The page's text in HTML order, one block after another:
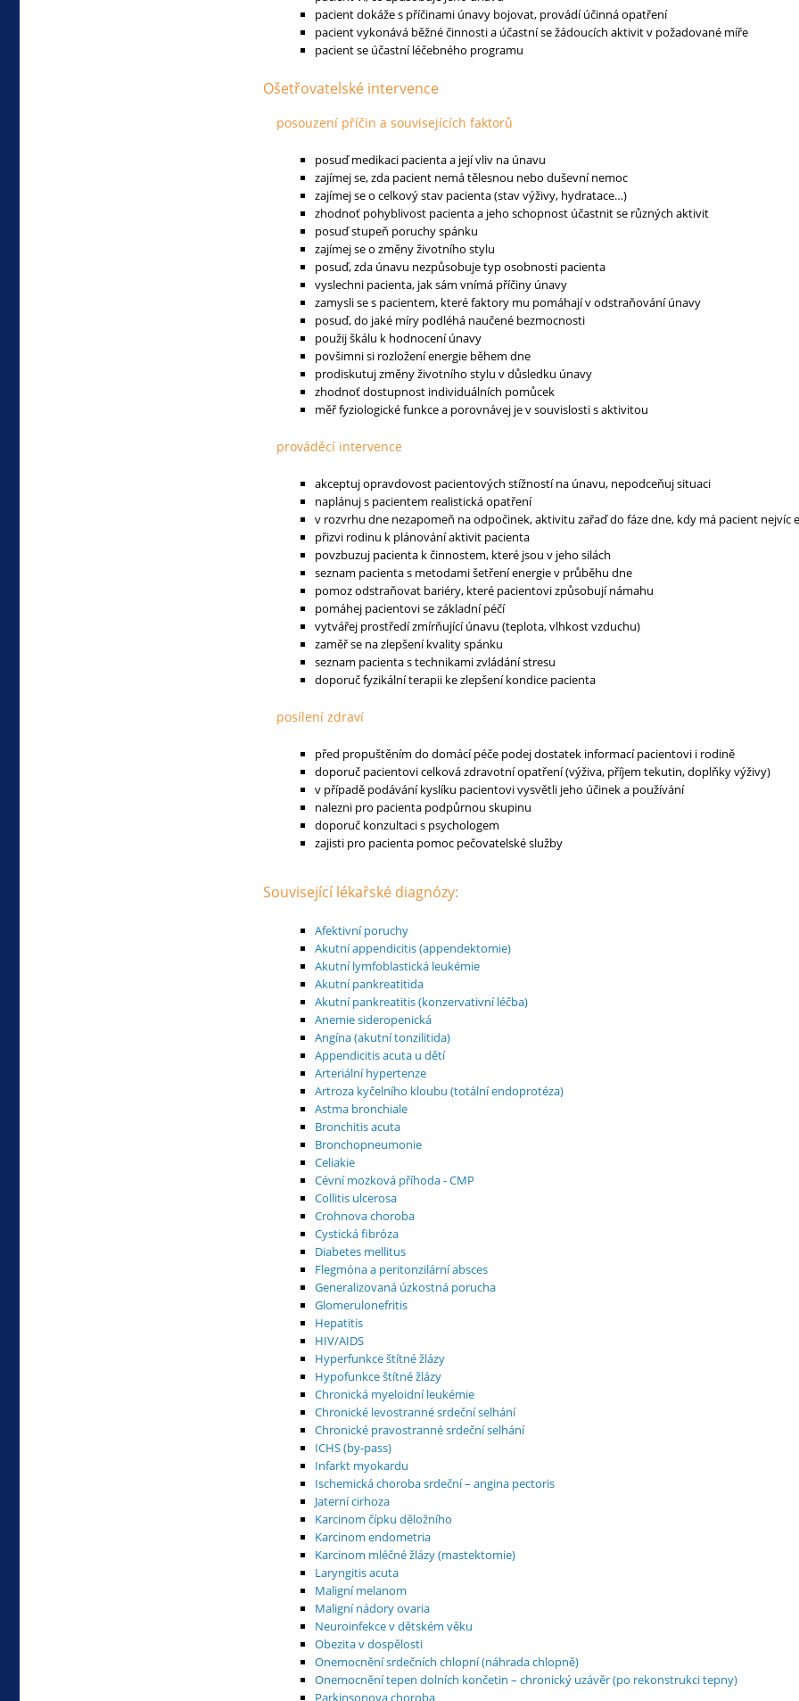
pacient dokáže s příčinami únavy bojovat, provádí účinná opatření
pacient vykonává běžné činnosti a účastní se žádoucích aktivit v požadované míře
pacient se účastní léčebného programu
Ošetřovatelské intervence
posouzení příčin a souvisejících faktorů
posuď medikaci pacienta a její vliv na únavu
zajímej se, zda pacient nemá tělesnou nebo duševní nemoc
zajímej se o celkový stav pacienta (stav výživy, hydratace…)
zhodnoť pohyblivost pacienta a jeho schopnost účastnit se různých aktivit
posuď stupeň poruchy spánku
zajímej se o změny životního stylu
posuď, zda únavu nezpůsobuje typ osobnosti pacienta
vyslechni pacienta, jak sám vnímá příčiny únavy
zamysli se s pacientem, které faktory mu pomáhají v odstraňování únavy
posuď, do jaké míry podléhá naučené bezmocnosti
použij škálu k hodnocení únavy
povšimni si rozložení energie během dne
prodiskutuj změny životního stylu v důsledku únavy
zhodnoť dostupnost individuálních pomůcek
měř fyziologické funkce a porovnávej je v souvislosti s aktivitou
prováděcí intervence
akceptuj opravdovost pacientových stížností na únavu, nepodceňuj situaci
naplánuj s pacientem realistická opatření
v rozvrhu dne nezapomeň na odpočinek, aktivitu zařaď do fáze dne, kdy má pacient nejvíc
přizvi rodinu k plánování aktivit pacienta
povzbuzuj pacienta k činnostem, které jsou v jeho silách
seznam pacienta s metodami šetření energie v průběhu dne
pomoz odstraňovat bariéry, které pacientovi způsobují námahu
pomáhej pacientovi se základní péčí
vytvářej prostředí zmírňující únavu (teplota, vlhkost vzduchu)
zaměř se na zlepšení kvality spánku
seznam pacienta s technikami zvládání stresu
doporuč fyzikální terapii ke zlepšení kondice pacienta
posílení zdraví
před propuštěním do domácí péče podej dostatek informací pacientovi i rodině
doporuč pacientovi celková zdravotní opatření (výživa, příjem tekutin, doplňky výživy)
v případě podávání kyslíku pacientovi vysvětli jeho účinek a používání
nalezni pro pacienta podpůrnou skupinu
doporuč konzultaci s psychologem
zajisti pro pacienta pomoc pečovatelské služby
Související lékařské diagnózy:
Afektivní poruchy
Akutní appendicitis (appendektomie)
Akutní lymfoblastická leukémie
Akutní pankreatitida
Akutní pankreatitis (konzervativní léčba)
Anemie sideropenická
Angína (akutní tonzilitida)
Appendicitis acuta u dětí
Arteriální hypertenze
Artroza kyčelního kloubu (totální endoprotéza)
Astma bronchiale
Bronchitis acuta
Bronchopneumonie
Celiakie
Cévní mozková příhoda - CMP
Collitis ulcerosa
Crohnova choroba
Cystická fibróza
Diabetes mellitus
Flegmóna a peritonzilární absces
Generalizovaná úzkostná porucha
Glomerulonefritis
Hepatitis
HIV/AIDS
Hyperfunkce štítné žlázy
Hypofunkce štítné žlázy
Chronická myeloidní leukémie
Chronické levostranné srdeční selhání
Chronické pravostranné srdeční selhání
ICHS (by-pass)
Infarkt myokardu
Ischemická choroba srdeční – angina pectoris
Jaterní cirhoza
Karcinom čípku děložního
Karcinom endometria
Karcinom mléčné žlázy (mastektomie)
Laryngitis acuta
Maligní melanom
Maligní nádory ovaria
Neuroinfekce v dětském věku
Obezita v dospělosti
Onemocnění srdečních chlopní (náhrada chlopně)
Onemocnění tepen dolních končetin – chronický uzávěr (po rekonstrukci tepny)
Parkinsonova choroba